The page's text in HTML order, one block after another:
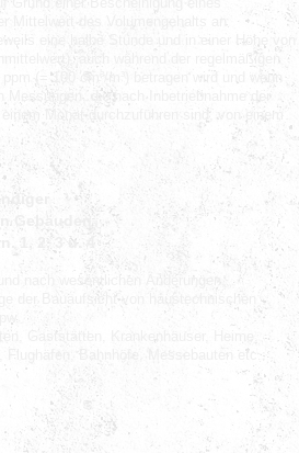
Mittelwert des Volumengehalts an
eine halbe Stunde und in einer Höhe von
auch während der regelmäßigen
(= 100 cm³/m³) betragen wird und wenn
Messungen, die nach Inbetriebnahme der
Monat durchzuführen sind, von einem
Gebäuden
1, 2, 3 u. 4
nach wesentlichen Änderungen,
der Bauaufsicht von haustechnischen
Gaststätten, Krankenhäuser, Heime,
Flughäfen, Bahnhöfe, Messebauten etc.: